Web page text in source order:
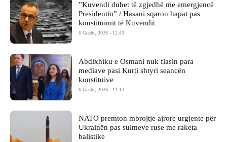
​”Kuvendi duhet të zgjedhë me emergjencë
Presidentin” / Hasani sqaron hapat pas
konstituimit të Kuvendit
6 Gusht, 2026 - 12:43
Abdixhiku e Osmani nuk flasin para
mediave pasi Kurti shtyri seancën
konstituive
6 Gusht, 2026 - 11:13
NATO premton mbrojtje ajrore urgjente për
Ukrainën pas sulmeve ruse me raketa
balistike